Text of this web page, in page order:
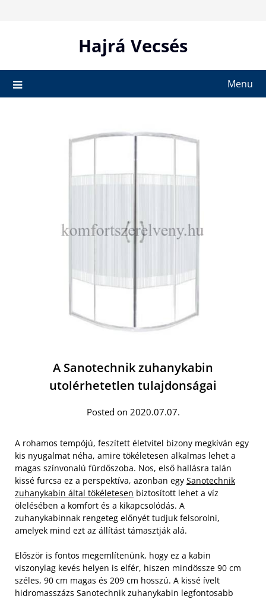
Hajrá Vecsés
Menu
A Sanotechnik zuhanykabin
utolérhetetlen tulajdonságai
Posted on 2020.07.07.
A rohamos tempójú, feszített életvitel bizony megkíván egy
kis nyugalmat néha, amire tökéletesen alkalmas lehet a
magas színvonalú fürdőszoba. Nos, első hallásra talán
kissé furcsa ez a perspektíva, azonban egy Sanotechnik
zuhanykabin által tökéletesen biztosított lehet a víz
ölelésében a komfort és a kikapcsolódás. A
zuhanykabinnak rengeteg előnyét tudjuk felsorolni,
amelyek mind ezt az állítást támasztják alá.
Először is fontos megemlítenünk, hogy ez a kabin
viszonylag kevés helyen is elfér, hiszen mindössze 90 cm
széles, 90 cm magas és 209 cm hosszú. A kissé ívelt
hidromasszázs Sanotechnik zuhanykabin legfontosabb